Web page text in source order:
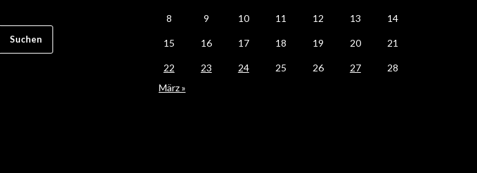
8 9 10 11 12 13 14
15 16 17 18 19 20 21
22 23 24 25 26 27
28
März »